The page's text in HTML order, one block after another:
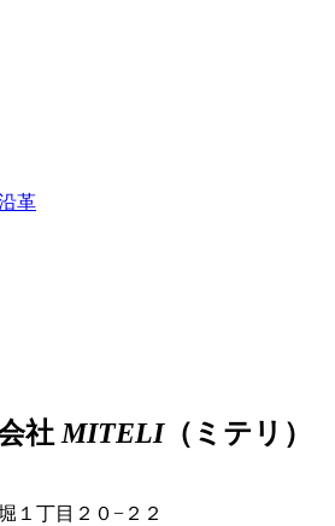
革
社 MITELI（ミテリ）
１丁目２０−２２